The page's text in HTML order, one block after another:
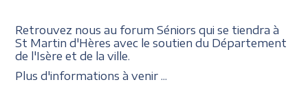
Retrouvez nous au forum Séniors qui se tiendra à
St Martin d'Hères avec le soutien du Département
de l'Isère et de la ville.
Plus d'informations à venir ...